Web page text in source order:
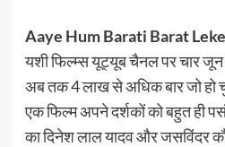
Aaye Hum Barati Barat
यशी फिल्म्स यूट्यूब चैनल पर चार जून
अब तक 4 लाख से अधिक बार जो हो
एक फिल्म अपने दर्शकों को बहुत ही
का दिनेश लाल यादव और जसविंदर